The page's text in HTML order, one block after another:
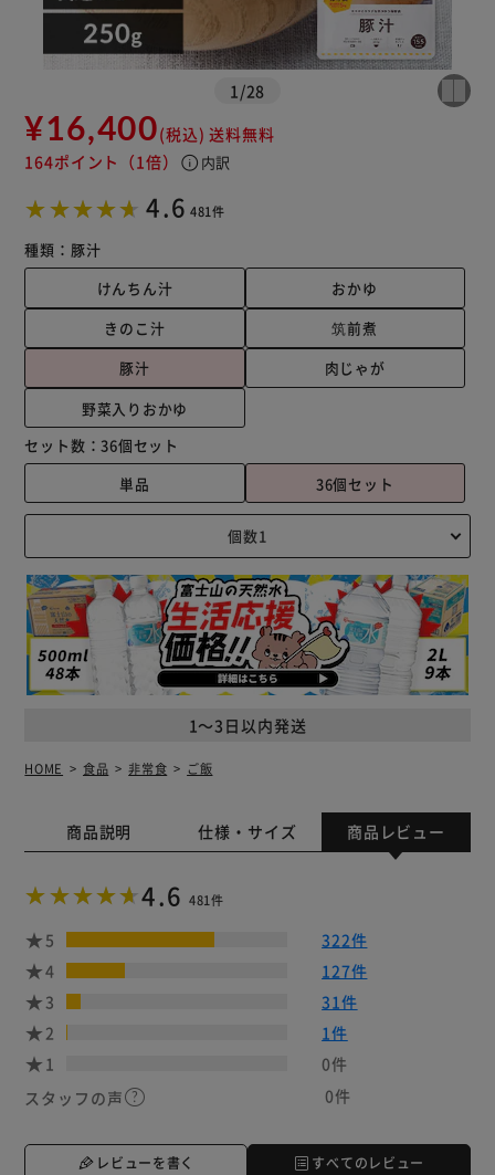
1 /28
¥16,400(税込) 送料無料
164ポイント （1倍） info 内訳
4.6 481件
種類： 豚汁
けんちん汁
おかゆ
きのこ汁
筑前煮
豚汁
肉じゃが
野菜入りおかゆ
セット数：36個セット
単品
36個セット
1～3日以内発送
HOME 食品 非常食 ご飯
商品説明 仕様・サイズ 商品レビュー
4.6 481件
5
322件
4
127件
3
31件
2
1件
1
0件
スタッフの声
0件
レビューを書く すべてのレビュー